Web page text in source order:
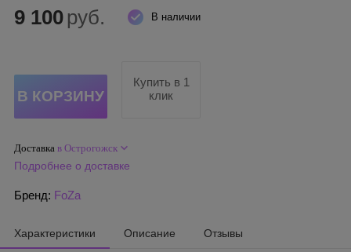
В наличии
9 100 руб.
Купить в 1
клик
Доставка в Острогожск
Подробнее о доставке
Бренд: FoZa
Характеристики Описание Отзывы